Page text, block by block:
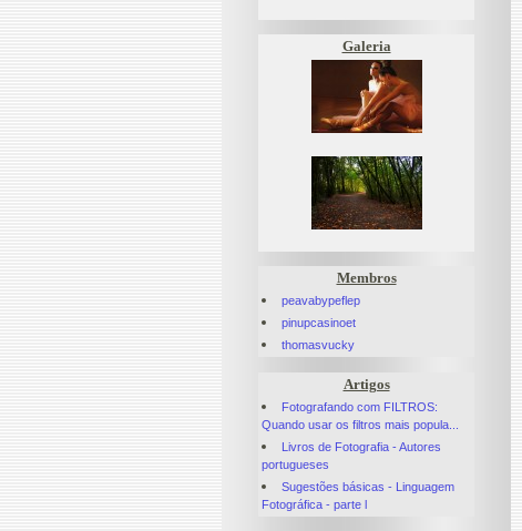
Galeria
Membros
peavabypeflep
pinupcasinoet
thomasvucky
Artigos
Fotografando com FILTROS:
Quando usar os filtros mais popula...
Livros de Fotografia - Autores
portugueses
Sugestões básicas - Linguagem
Fotográfica - parte l